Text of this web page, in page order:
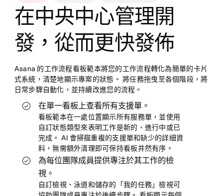
在中央中心管理開
發，從而更快發佈
Asana 的工作流程看板範本將您的工作流程轉化為簡單的卡片
式系統，清楚地顯示專案的狀態。 將任務拖曳至各個階段，將
日常步驟自動化，並持續改進您的流程。
在單一看板上查看所有支援單。
看板範本在一處位置顯示所有服務單，並使用
自訂狀態類型來表明工作是新的、進行中或已
完成。 AI 會掃描重複的支援單和缺少的詳細資
料，無需額外清理即可保持看板井然有序。
為每位團隊成員提供專注於其工作的檢
視。
自訂檢視、泳道和儲存的「我的任務」檢視可